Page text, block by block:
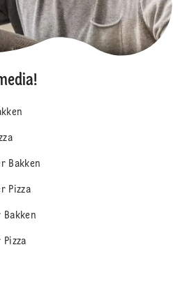
Bakken
Pizza
Bakken
Pizza